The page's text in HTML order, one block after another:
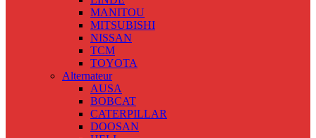
MANITOU
MITSUBISHI
NISSAN
TCM
TOYOTA
Alternateur
AUSA
BOBCAT
CATERPILLAR
DOOSAN